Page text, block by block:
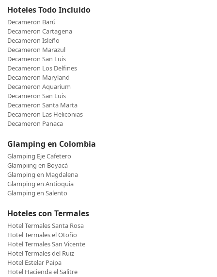
Hoteles Todo Incluido
Decameron Barú
Decameron Cartagena
Decameron Isleño
Decameron Marazul
Decameron San Luis
Decameron Los Delfines
Decameron Maryland
Decameron Aquarium
Decameron San Luis
Decameron Santa Marta
Decameron Las Heliconias
Decameron Panaca
Glamping en Colombia
Glamping Eje Cafetero
Glampiing en Boyacá
Glamping en Magdalena
Glamping en Antioquia
Glamping en Salento
Hoteles con Termales
Hotel Termales Santa Rosa
Hotel Termales el Otoño
Hotel Termales San Vicente
Hotel Termales del Ruiz
Hotel Estelar Paipa
Hotel Hacienda el Salitre